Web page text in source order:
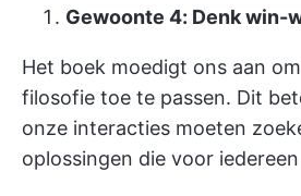
Gewoonte 4: Denk win-
Het boek moedigt ons aan
filosofie toe te passen. Dit
onze interacties moeten
oplossingen die voor